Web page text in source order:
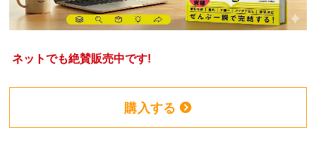
ネットでも絶賛販売中です!
購入する